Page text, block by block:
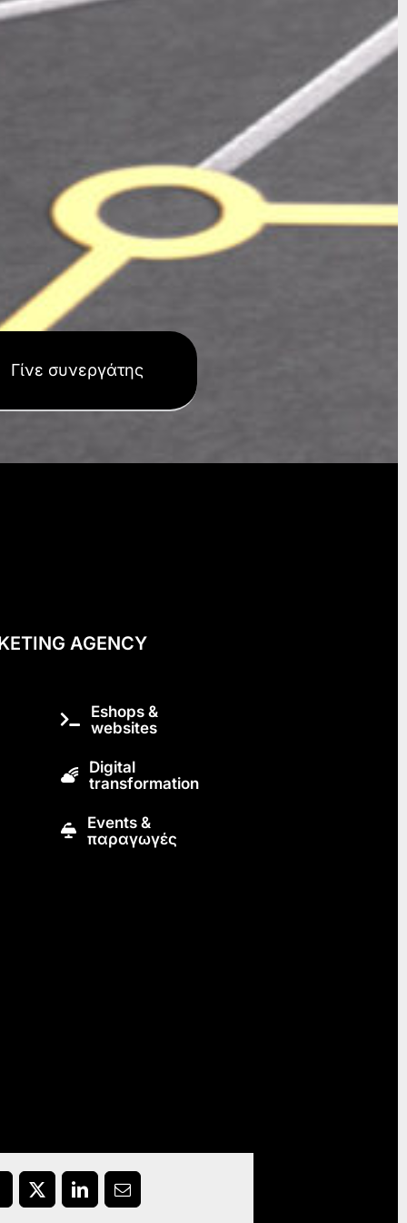
Γίνε συνεργάτης
AGENCY
Eshops &
websites
Digital
transformation
Εvents &
παραγωγές